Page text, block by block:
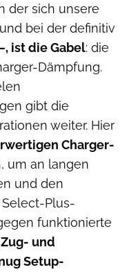
der sich unsere
bei der definitiv
ist die Gabel: die
Dämpfung.
gibt die
weiter. Hier
Charger-
um an langen
und den
Plus-
funktionierte
Zug- und
Setup-